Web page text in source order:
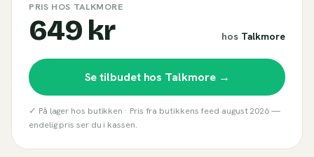
PRIS HOS TALKMORE
649 kr hos Talkmore
Se tilbudet hos Talkmore→
✓ På lager hos butikken · Pris fra butikkens feed august 2026—
endelig pris ser du i kassen.